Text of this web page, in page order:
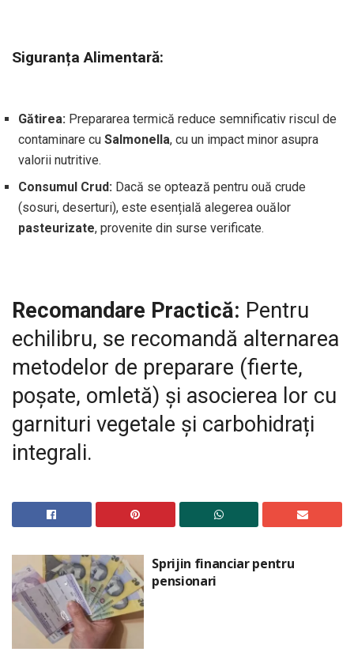
Siguranța Alimentară:
Gătirea: Prepararea termică reduce semnificativ riscul de
contaminare cu Salmonella, cu un impact minor asupra
valorii nutritive.
Consumul Crud: Dacă se optează pentru ouă crude
(sosuri, deserturi), este esențială alegerea ouălor
pasteurizate, provenite din surse verificate.
Recomandare Practică: Pentru
echilibru, se recomandă alternarea
metodelor de preparare (fierte,
poșate, omletă) și asocierea lor cu
garnituri vegetale și carbohidrați
integrali.
Sprijin financiar pentru
pensionari